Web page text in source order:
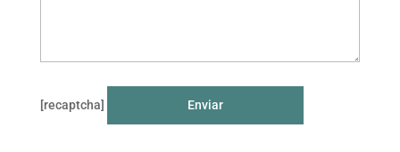
[recaptcha]